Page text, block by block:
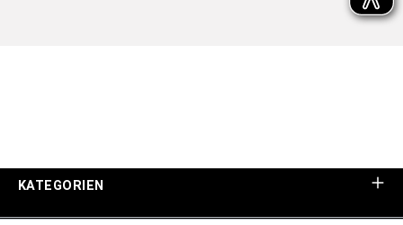
KATEGORIEN